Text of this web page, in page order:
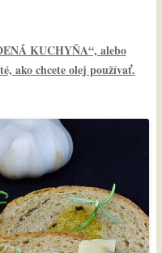
KUCHYŇA“, alebo
ako chcete olej používať.